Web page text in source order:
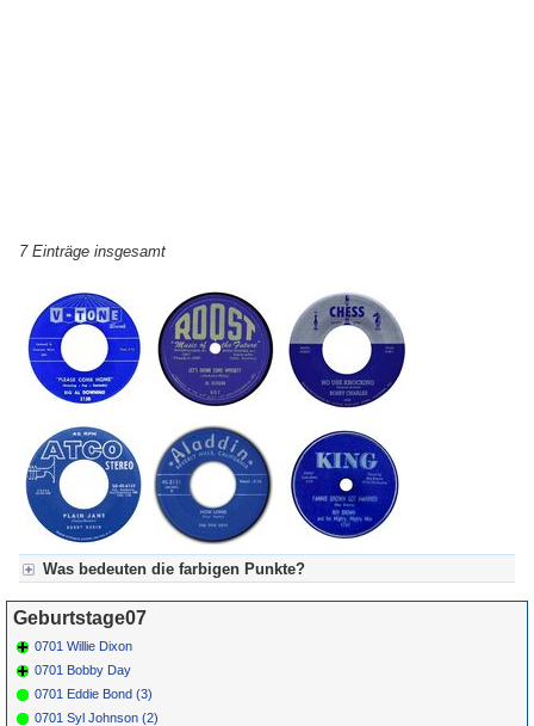
7 Einträge insgesamt
Was bedeuten die farbigen Punkte?
Für Axel's Tageskalender:
Grün = Kurzgeschichte
Grün! = fachlich bestimmt spannend, nicht verpassen!
Grün+ = Stundenbeitrag
Gelb = Kurzgeschichten oder Stundensendungen in Arbeit
Blau = Beschreibungstext (beschreibender Text)
Geburtstage07
0701 Willie Dixon
0701 Bobby Day
0701 Eddie Bond (3)
0701 Syl Johnson (2)